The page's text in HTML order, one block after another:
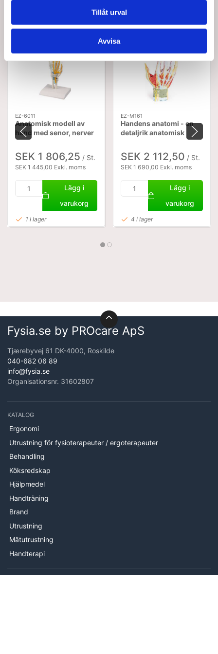
Tillåt urval
Avvisa
Köptes tillsammans med denna produkt
EZ-6011
Anatomisk modell av
hand med senor, nerver
och karpaltunnel
SEK 1 806,25 / St.
SEK 1 445,00 Exkl. moms
Lägg i
varukorg
1 i lager
EZ-M161
Handens anatomi - en
detaljrik anatomisk
SEK 2 112,50 / St.
SEK 1 690,00 Exkl. moms
Lägg i
varukorg
4 i lager
Fysia.se by PROcare ApS
Tjærebyvej 61 DK-4000, Roskilde
040-682 06 89
info@fysia.se
Organisationsnr. 31602807
KATALOG
Ergonomi
Utrustning för fysioterapeuter / ergoterapeuter
Behandling
Köksredskap
Hjälpmedel
Handträning
Brand
Utrustning
Mätutrustning
Handterapi